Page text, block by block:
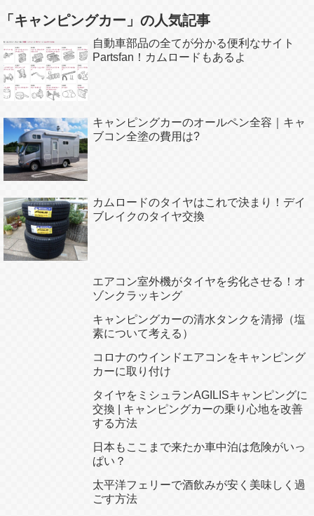
「キャンピングカー」の人気記事
自動車部品の全てが分かる便利なサイト
Partsfan！カムロードもあるよ
キャンピングカーのオールペン全容｜キャ
ブコン全塗の費用は?
カムロードのタイヤはこれで決まり！デイ
ブレイクのタイヤ交換
エアコン室外機がタイヤを劣化させる！オ
ゾンクラッキング
キャンピングカーの清水タンクを清掃（塩
素について考える）
コロナのウインドエアコンをキャンピング
カーに取り付け
タイヤをミシュランAGILISキャンピングに
交換 | キャンピングカーの乗り心地を改善
する方法
日本もここまで来たか車中泊は危険がいっ
ぱい？
太平洋フェリーで酒飲みが安く美味しく過
ごす方法